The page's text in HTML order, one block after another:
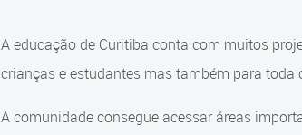
A educação de Curitiba conta com muitos
crianças e estudantes mas também para toda
A comunidade consegue acessar áreas